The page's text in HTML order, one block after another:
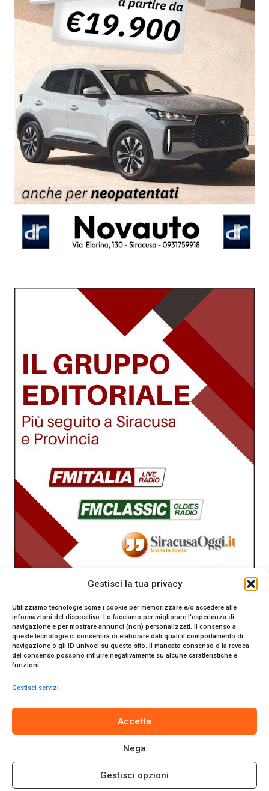
Gestisci la tua privacy
Utilizziamo tecnologie come i cookie per memorizzare e/o accedere alle
informazioni del dispositivo. Lo facciamo per migliorare l'esperienza di
navigazione e per mostrare annunci (non) personalizzati. Il consenso a
queste tecnologie ci consentirà di elaborare dati quali il comportamento di
navigazione o gli ID univoci su questo sito. Il mancato consenso o la revoca
del consenso possono influire negativamente su alcune caratteristiche e
funzioni.
Gestisci servizi
Accetta
Nega
Gestisci opzioni
Tribunale di Siracusa. Direttore responsabile Gianni Catania.
© 2024 Promo Italia S.r.l. Tutti i diritti riservati. | Sito web
realizzato daWeb-Arte.it
Cookie Policy|Termini e Condizioni